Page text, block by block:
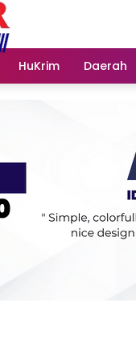
HuKrim Daerah